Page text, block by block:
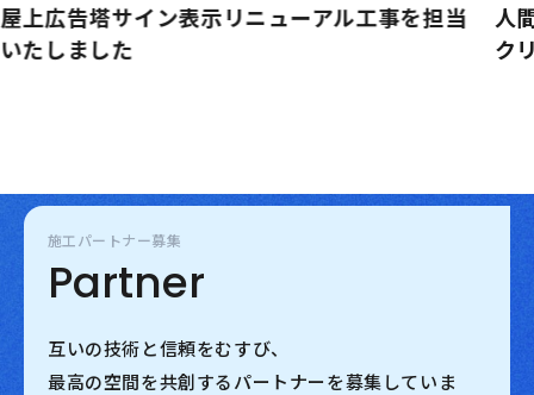
人間ドックなどの予防医療を提供する東京国際
クリニック様の増床工事を担当いたしました
施工パートナー募集
Partner
互いの技術と信頼をむすび、
最高の空間を共創するパートナーを募集していま